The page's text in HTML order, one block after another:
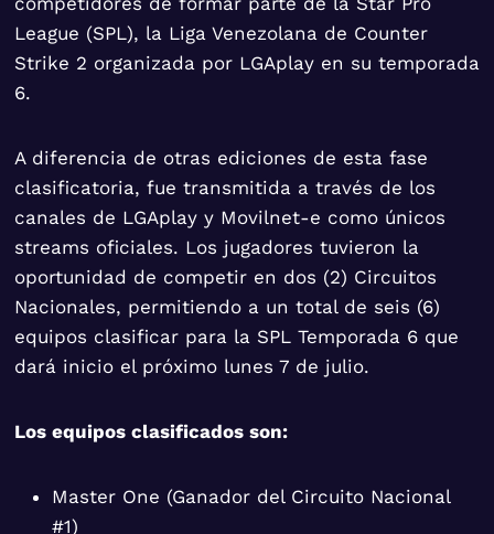
League (SPL), la Liga Venezolana de Counter
Strike 2 organizada por LGAplay en su temporada
6.
A diferencia de otras ediciones de esta fase
clasificatoria, fue transmitida a través de los
canales de LGAplay y Movilnet-e como únicos
streams oficiales. Los jugadores tuvieron la
oportunidad de competir en dos (2) Circuitos
Nacionales, permitiendo a un total de seis (6)
equipos clasificar para la SPL Temporada 6 que
dará inicio el próximo lunes 7 de julio.
Los equipos clasificados son:
Master One (Ganador del Circuito Nacional
#1)